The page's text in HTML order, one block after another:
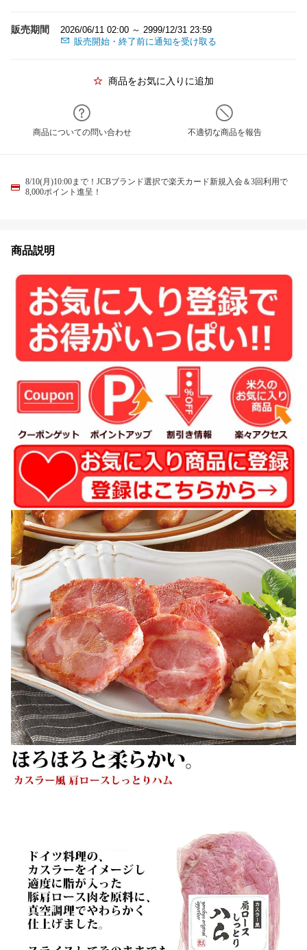
販売期間
2026/06/11 02:00 ～ 2999/12/31 23:59
販売開始・終了前に通知を受け取る
商品をお気に入りに追加
商品についての問い合わせ 不適切な商品を報告
8/10(月)10:00まで！JCBブランド選択で楽天カード新規入会＆3回利用で
8,000ポイント進呈！
商品説明